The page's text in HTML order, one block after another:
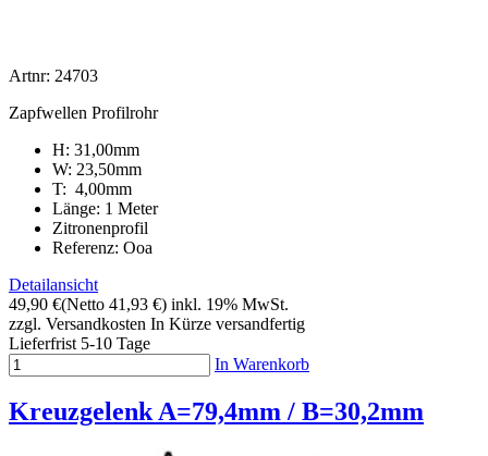
Artnr: 24703
Zapfwellen Profilrohr
H: 31,00mm
W: 23,50mm
T: 4,00mm
Länge: 1 Meter
Zitronenprofil
Referenz: Ooa
Detailansicht
49,90 €(Netto 41,93 €) inkl. 19% MwSt.
zzgl. Versandkosten In Kürze versandfertig
Lieferfrist 5-10 Tage
In Warenkorb
Kreuzgelenk A=79,4mm / B=30,2mm